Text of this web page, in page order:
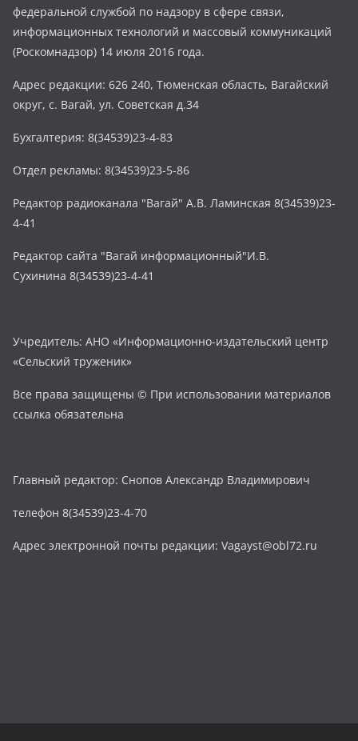
федеральной службой по надзору в сфере связи,
информационных технологий и массовый коммуникаций
(Роскомнадзор) 14 июля 2016 года.
Адрес редакции: 626 240, Тюменская область, Вагайский
округ, с. Вагай, ул. Советская д.34
Бухгалтерия: 8(34539)23-4-83
Отдел рекламы: 8(34539)23-5-86
Редактор радиоканала "Вагай" А.В. Ламинская 8(34539)23-
4-41
Редактор сайта "Вагай информационный"И.В.
Сухинина 8(34539)23-4-41
Учредитель: АНО «Информационно-издательский центр
«Сельский труженик»
Все права защищены © При использовании материалов
ссылка обязательна
Главный редактор: Снопов Александр Владимирович
телефон 8(34539)23-4-70
Адрес электронной почты редакции: Vagayst@obl72.ru